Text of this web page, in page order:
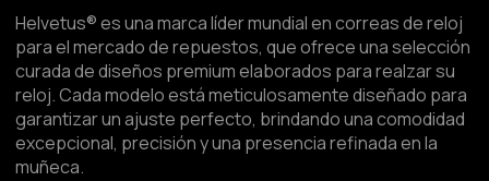
Helvetus® es una marca líder mundial en correas de reloj
para el mercado de repuestos, que ofrece una selección
curada de diseños premium elaborados para realzar su
reloj. Cada modelo está meticulosamente diseñado para
garantizar un ajuste perfecto, brindando una comodidad
excepcional, precisión y una presencia refinada en la
muñeca.